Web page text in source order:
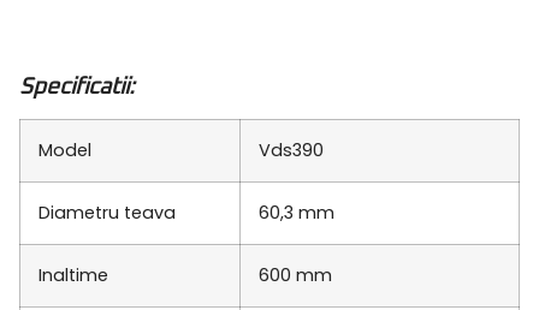
Specificatii:
Model Vds390
Diametru teava 60,3 mm
Inaltime 600 mm